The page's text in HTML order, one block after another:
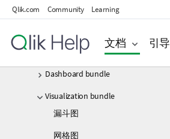
Qlik.com Community Learning
文档 引导
基准线
可视化中的 Null 值
Dashboard bundle
Visualization bundle
漏斗图
网格图